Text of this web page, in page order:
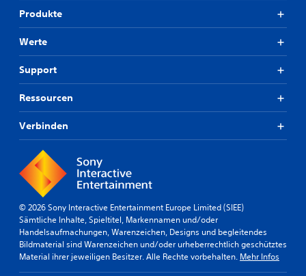
Produkte
Werte
Support
Ressourcen
Verbinden
© 2026 Sony Interactive Entertainment Europe Limited (SIEE)
Sämtliche Inhalte, Spieltitel, Markennamen und/oder
Handelsaufmachungen, Warenzeichen, Designs und begleitendes
Bildmaterial sind Warenzeichen und/oder urheberrechtlich geschütztes
Material ihrer jeweiligen Besitzer. Alle Rechte vorbehalten. Mehr Infos